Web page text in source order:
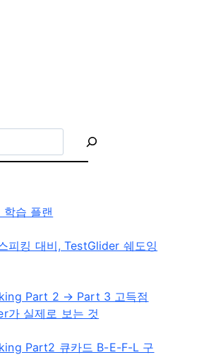
학습 플랜
피킹 대비, TestGlider 쉐도잉
Part 2 → Part 3 고득점
가 실제로 보는 것
Part2 큐카드 B-E-F-L 구